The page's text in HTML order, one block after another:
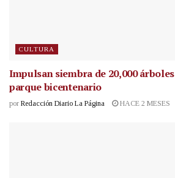
CULTURA
Impulsan siembra de 20,000
parque bicentenario
por Redacción Diario La Página HACE 2 MESES